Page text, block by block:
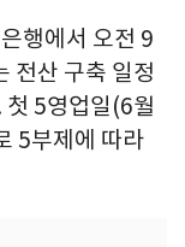
행에서 오전 9
전산 구축 일정
첫 5영업일(6월
5부제에 따라